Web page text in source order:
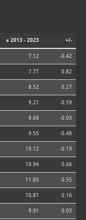
⌀ 2013 - 2023 +/-
7.12 -0.42
7.77 0.82
8.52 0.27
9.21 -0.59
9.68 -0.03
9.55 -0.48
10.12 -0.19
10.94 0.66
11.05 0.55
10.81 0.16
9.91 0.03